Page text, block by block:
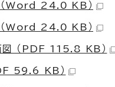
（Word 24.0 KB）
（Word 24.0 KB）
図 （PDF 115.8 KB）
59.6 KB）